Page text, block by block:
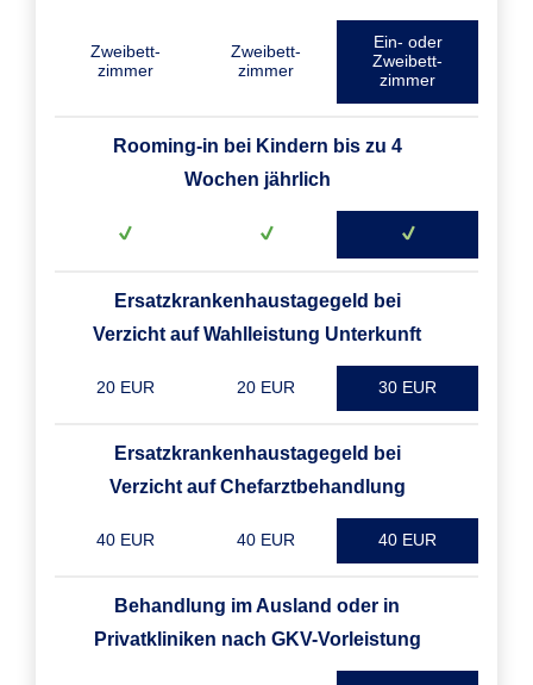
Zweibett­
zimmer
Zweibett­
zimmer
Ein- oder
Zweibett­
zimmer
Rooming-in bei Kindern bis zu 4
Wochen jährlich
Ersatzkrankenhaustagegeld bei
Verzicht auf Wahlleistung Unterkunft
20 EUR 20 EUR 30 EUR
Ersatzkrankenhaustagegeld bei
Verzicht auf Chefarztbehandlung
40 EUR 40 EUR 40 EUR
Behandlung im Ausland oder in
Privatkliniken nach GKV-Vorleistung